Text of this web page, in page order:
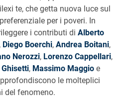
te, che getta nuova luce sul
per i poveri. In
i contributi di Alberto
, Diego Boerchi, Andrea Boitani,
Nerozzi, Lorenzo Cappellari,
, Massimo Maggioe
le molteplici
del fenomeno.